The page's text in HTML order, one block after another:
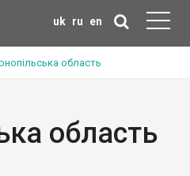
uk ru en
область
область